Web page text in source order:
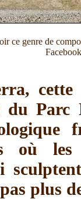
ce genre de
cette
du Parc
où les
plus